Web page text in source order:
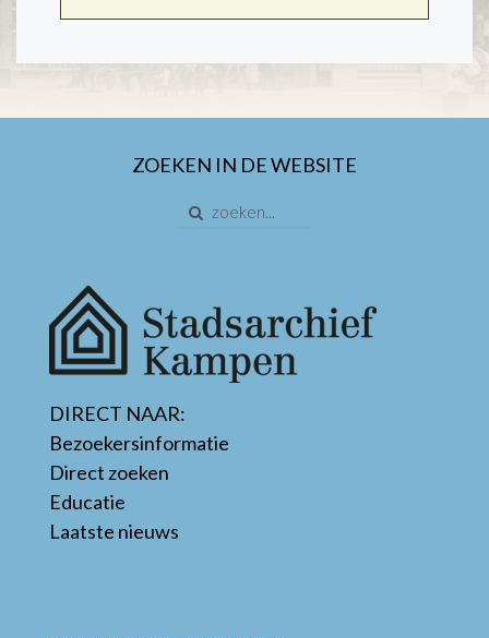
ZOEKEN IN DE WEBSITE
DIRECT NAAR:
Bezoekersinformatie
Direct zoeken
Educatie
Laatste nieuws